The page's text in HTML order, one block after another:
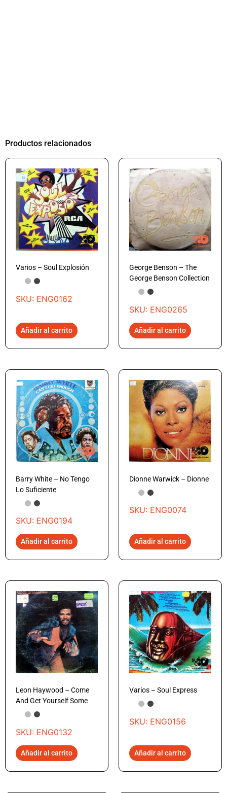
Productos relacionados
Varios – Soul Explosión
SKU: ENG0162
Añadir al carrito
George Benson – The
George Benson Collection
SKU: ENG0265
Añadir al carrito
Barry White – No Tengo
Lo Suficiente
SKU: ENG0194
Añadir al carrito
Dionne Warwick – Dionne
SKU: ENG0074
Añadir al carrito
Leon Haywood – Come
And Get Yourself Some
SKU: ENG0132
Añadir al carrito
Varios – Soul Express
SKU: ENG0156
Añadir al carrito